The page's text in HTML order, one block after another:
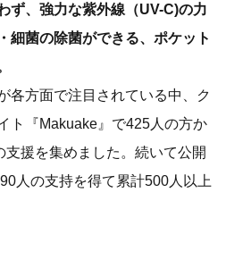
ず、強力な紫外線（UV-C)の力
細菌の除菌ができる、ポケット
各方面で注目されている中、ク
ト『Makuake』で425人の方か
援を集めました。続いて公開
人の支持を得て累計500人以上